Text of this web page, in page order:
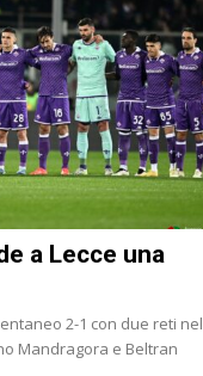
a Lecce una
2-1 con due reti nel
Mandragora e Beltran